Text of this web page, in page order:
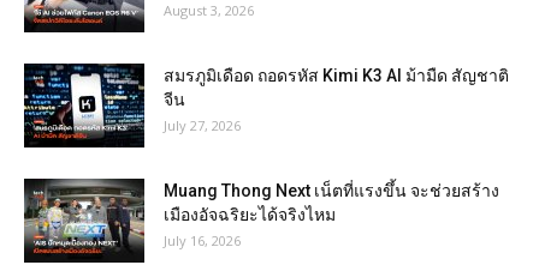
August 3, 2026
สมรภูมิเดือด ถอดรหัส Kimi K3 AI ม้ามืด สัญชาติ
จีน
July 27, 2026
Muang Thong Next เน็ตที่แรงขึ้น จะช่วยสร้าง
เมืองอัจฉริยะได้จริงไหม
July 16, 2026